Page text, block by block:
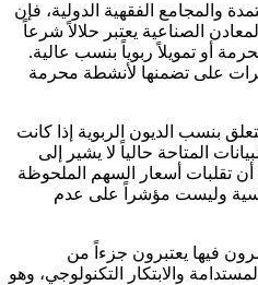
والمجامع الفقهية الدولية، فإن
الصناعية يعتبر حلالاً شرعاً
أو تمويلاً ربوياً بنسب عالية.
على تضمنها لأنشطة محرمة
بنسب الديون الربوية إذا كانت
المتاحة حالياً لا يشير إلى
تقلبات أسعار السهم الملحوظة
وليست مؤشراً على عدم
فيها يعتبرون جزءاً من
والابتكار التكنولوجي، وهو